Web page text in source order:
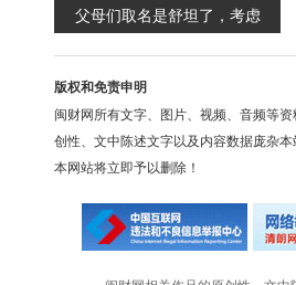
父母们取名是舒坦了，考虑
版权和免责申明
闽财网所有文字、图片、视频、音频等
创性、文中陈述文字以及内容数据庞杂
本网站将立即予以删除！